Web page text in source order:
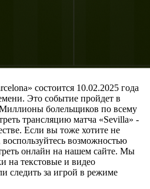
состоится 10.02.2025 года
Это событие пройдет в
болельщиков по всему
трансляцию матча «Sevilla» -
Если вы тоже хотите не
возможностью
онлайн на нашем сайте. Мы
на текстовые и видео
следить за игрой в режиме